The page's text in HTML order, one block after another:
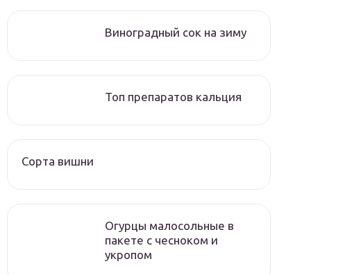
Виноградный сок на зиму
Топ препаратов кальция
Сорта вишни
Огурцы малосольные в
пакете с чесноком и
укропом